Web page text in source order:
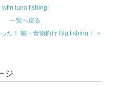
wfin tuna fishing!
一覧へ戻る
た！ 鯛・青物釣行 Big fishing！ ＞
ジ